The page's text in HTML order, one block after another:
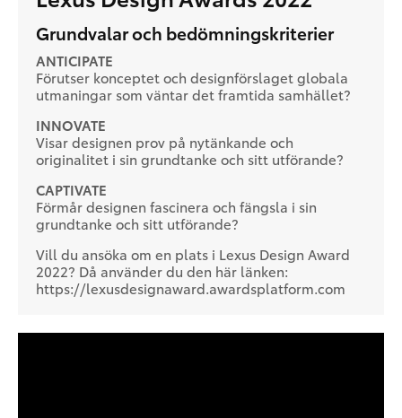
Grundvalar och bedömningskriterier
ANTICIPATE
Förutser konceptet och designförslaget globala
utmaningar som väntar det framtida samhället?
INNOVATE
Visar designen prov på nytänkande och
originalitet i sin grundtanke och sitt utförande?
CAPTIVATE
Förmår designen fascinera och fängsla i sin
grundtanke och sitt utförande?
Vill du ansöka om en plats i Lexus Design Award
2022? Då använder du den här länken:
https://lexusdesignaward.awardsplatform.com